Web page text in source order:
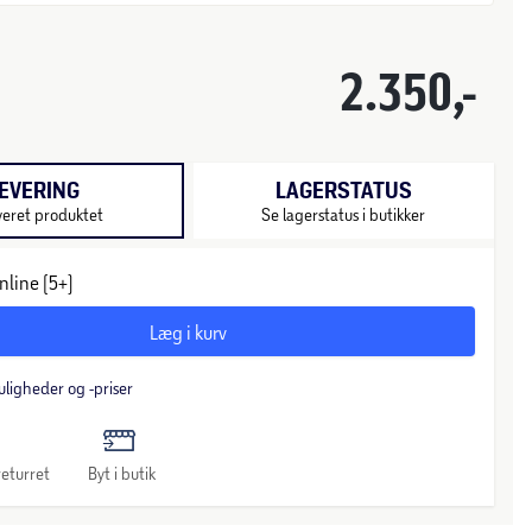
2.350,-
produktet
LAGERSTATUS
Se lagerstatus i butikker
(5+)
Læg i kurv
og -priser
Byt i butik